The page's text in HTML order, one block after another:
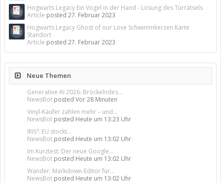
Hogwarts Legacy Ein Vogel in der Hand - Lösung des Türrätsels
Article posted 27. Februar 2023
Hogwarts Legacy Ghost of our Love Schwimmkerzen Karte
Standort
Article posted 27. Februar 2023
Neue Themen
Generative AI 2026: Bröckelndes...
NewsBot posted Vor 28 Minuten
Vinyl-Käufer zahlen mehr – und...
NewsBot posted Heute um 13:23 Uhr
IRIS²: EU stockt...
NewsBot posted Heute um 13:02 Uhr
Im Kurztest: Der neue Google...
NewsBot posted Heute um 13:02 Uhr
Wander: Markdown-Editor für...
NewsBot posted Heute um 13:02 Uhr